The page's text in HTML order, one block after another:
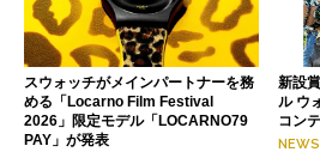
スウォッチがメインパートナーを務
める「Locarno Film Festival
2026」限定モデル「LOCARNO79
PAY」が発表
新設
ル ウ
コン
NEWS